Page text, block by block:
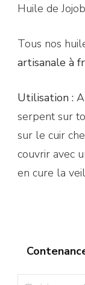
Huile de
Tous nos
artisanale à
Utilisation :
serpent sur
sur le cuir
couvrir avec
en cure la